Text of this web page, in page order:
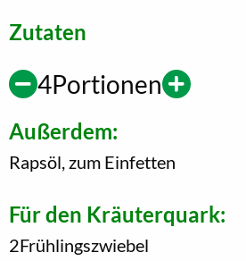
Zutaten
4Portionen
Außerdem:
Rapsöl, zum Einfetten
Für den Kräuterquark:
2Frühlingszwiebel